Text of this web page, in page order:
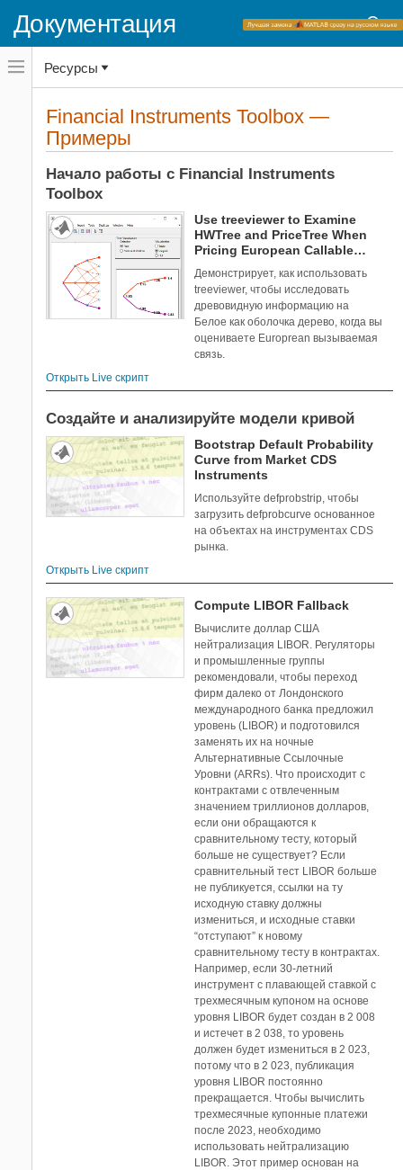
Документация
Переключатель
навигационного
меню
переключатель
навигационного
Примеры
Datafeed Toolbox
Deep Learning HDL Toolbox
DSP System Toolbox
Econometrics Toolbox
Financial Instruments Toolbox
Instruments Toolbox
2
Создайте и анализируйте
модели кривой
6
Ценовые инструменты
процентной ставки
Инструменты инфляции цен
5
Ценовые инструменты
кредитного дериватива
Оцените инструментальный
портфель
29
Ценовые инструменты
Используя функции
Financial Toolbox
Fixed-Point Designer
HDL Verifier
Image Processing Toolbox
Instrument Control Toolbox
Lidar Toolbox
LTE Toolbox
Ресурсы
Financial Instruments Toolbox —
Примеры
Начало работы с Financial Instruments
Toolbox
Use treeviewer to Examine
HWTree and PriceTree When
Pricing European Callable
Демонстрирует, как использовать
treeviewer, чтобы исследовать
древовидную информацию на
Белое как оболочка дерево, когда вы
оцениваете Europrean вызываемая
связь.
Открыть Live скрипт
Создайте и анализируйте модели кривой
Bootstrap Default Probability
Curve from Market CDS
Instruments
Используйте defprobstrip, чтобы
загрузить defprobcurve основанное
на объектах на инструментах CDS
рынка.
Открыть Live скрипт
Compute LIBOR Fallback
Вычислите доллар США
нейтрализация LIBOR. Регуляторы
и промышленные группы
рекомендовали, чтобы переход
фирм далеко от Лондонского
международного банка предложил
уровень (LIBOR) и подготовился
заменять их на ночные
Альтернативные Ссылочные
Уровни (ARRs). Что происходит с
контрактами с отвлеченным
значением триллионов долларов,
если они обращаются к
сравнительному тесту, который
больше не существует? Если
сравнительный тест LIBOR больше
не публикуется, ссылки на ту
исходную ставку должны
измениться, и исходные ставки
“отступают” к новому
сравнительному тесту в контрактах.
Например, если 30-летний
инструмент с плавающей ставкой с
трехмесячным купоном на основе
уровня LIBOR будет создан в 2 008
и истечет в 2 038, то уровень
должен будет измениться в 2 023,
потому что в 2 023, публикация
уровня LIBOR постоянно
прекращается. Чтобы вычислить
трехмесячные купонные платежи
после 2023, необходимо
использовать нейтрализацию
LIBOR. Этот пример основан на